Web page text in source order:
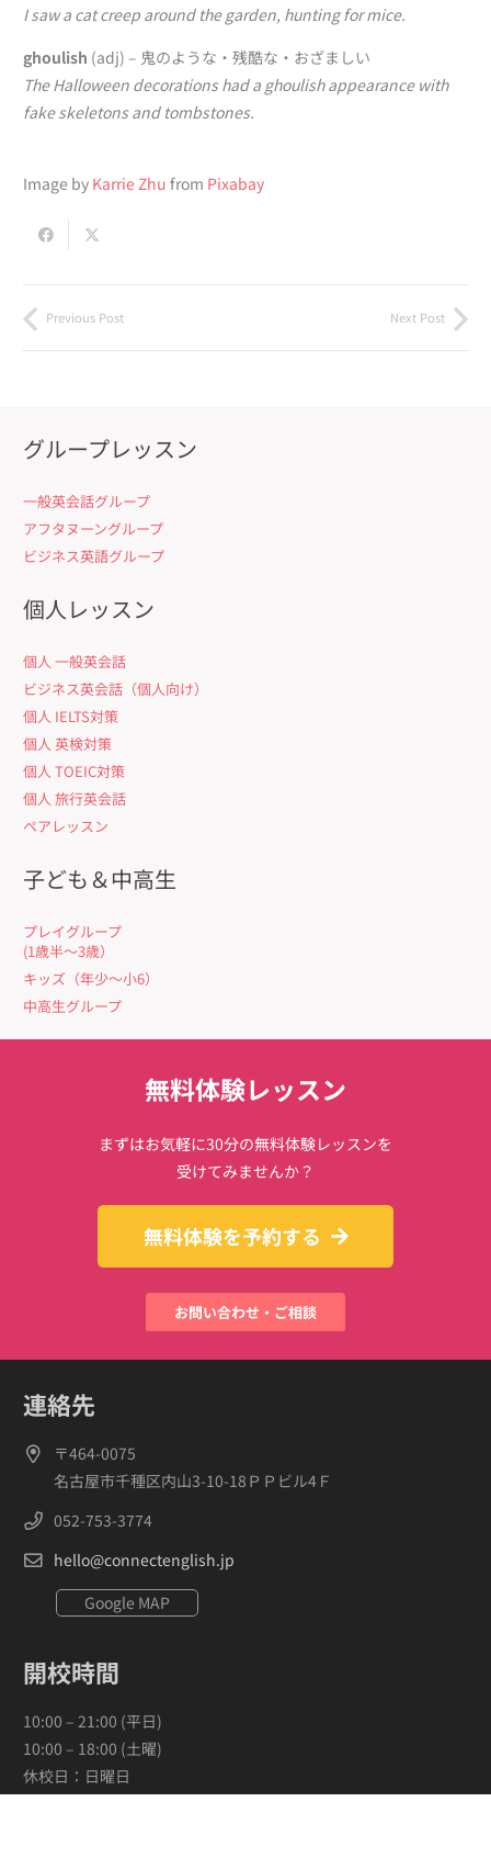
I saw a cat creep around the garden, hunting for mice.
ghoulish (adj) – 鬼のような・残酷な・おざましい
The Halloween decorations had a ghoulish appearance with
fake skeletons and tombstones.
Image by Karrie Zhu from Pixabay
Previous Post Next Post
グループレッスン
一般英会話グループ
アフタヌーングループ
ビジネス英語グループ
個人レッスン
個人 一般英会話
ビジネス英会話（個人向け）
個人 IELTS対策
個人 英検対策
個人 TOEIC対策
個人 旅行英会話
ペアレッスン
子ども＆中高生
プレイグループ
(1歳半〜3歳）
キッズ（年少〜小6）
中高生グループ
無料体験レッスン
まずはお気軽に30分の無料体験レッスンを
受けてみませんか？
無料体験を予約する
お問い合わせ・ご相談
連絡先
〒464-0075
名古屋市千種区内山3-10-18ＰＰビル4Ｆ
052-753-3774
hello@connectenglish.jp
Google MAP
開校時間
10:00 – 21:00 (平日)
10:00 – 18:00 (土曜)
休校日：日曜日